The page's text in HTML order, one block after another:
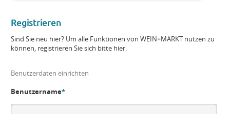
Registrieren
Sind Sie neu hier? Um alle Funktionen von WEIN+MARKT nutzen zu
können, registrieren Sie sich bitte hier.
Benutzerdaten einrichten
Benutzername*